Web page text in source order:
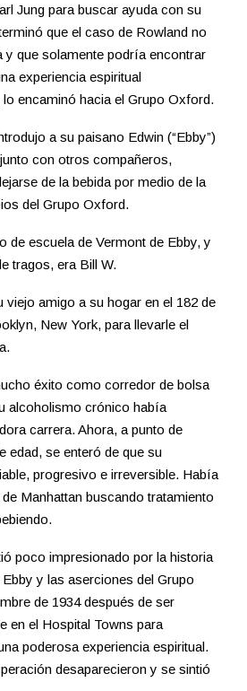
Jung para buscar ayuda con su
que el caso de Rowland no
y que solamente podría encontrar
experiencia espiritual
encaminó hacia el Grupo Oxford.
a su paisano Edwin (“Ebby”)
con otros compañeros,
de la bebida por medio de la
del Grupo Oxford.
de escuela de Vermont de Ebby, y
tragos, era Bill W.
viejo amigo a su hogar en el 182 de
New York, para llevarle el
éxito como corredor de bolsa
alcoholismo crónico había
carrera. Ahora, a punto de
edad, se enteró de que su
progresivo e irreversible. Había
Manhattan buscando tratamiento
poco impresionado por la historia
y las aserciones del Grupo
de 1934 después de ser
en el Hospital Towns para
poderosa experiencia espiritual.
desaparecieron y se sintió